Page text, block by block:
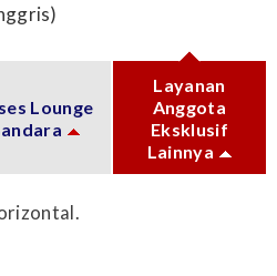
Lounge
Layanan
Anggota
Eksklusif
Lainnya